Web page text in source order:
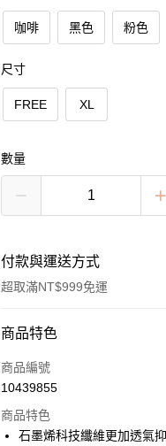
咖啡 黑色 粉色
尺寸
FREE XL
數量
付款與運送方式
超取滿NT$999免運
付款方式
信用卡一次付款
LINE Pay
商品特色
商品編號
10439855
商品特色
石墨烯科技纖維更加透氣